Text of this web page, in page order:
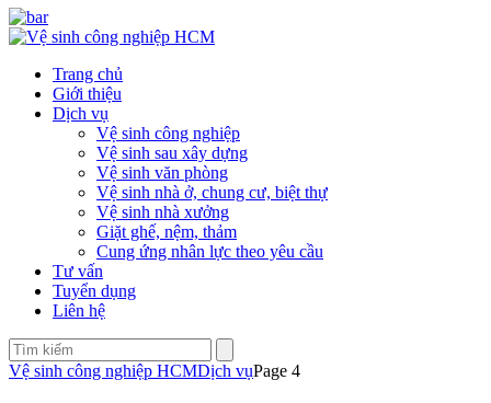
Trang chủ
Giới thiệu
Dịch vụ
Vệ sinh công nghiệp
Vệ sinh sau xây dựng
Vệ sinh văn phòng
Vệ sinh nhà ở, chung cư, biệt thự
Vệ sinh nhà xưởng
Giặt ghế, nệm, thảm
Cung ứng nhân lực theo yêu cầu
Tư vấn
Tuyển dụng
Liên hệ
Vệ sinh công nghiệp HCMDịch vụPage 4